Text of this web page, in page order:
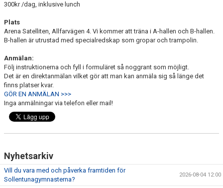
300kr /dag, inklusive lunch
Plats
Arena Satelliten, Allfarvägen 4. Vi kommer att träna i A-hallen och B-hallen.
B-hallen är utrustad med specialredskap som gropar och trampolin.
Anmälan:
Följ instruktionerna och fyll i formuläret så noggrant som möjligt.
Det är en direktanmälan vilket gör att man kan anmäla sig så länge det
finns platser kvar.
GÖR EN ANMÄLAN >>>
Inga anmälningar via telefon eller mail!
Nyhetsarkiv
Vill du vara med och påverka framtiden för
Sollentunagymnasterna?
2026-08-04 12:00